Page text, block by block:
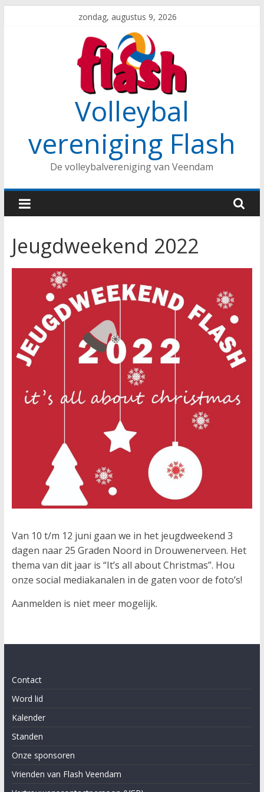
zondag, augustus 9, 2026
Volleybal
vereniging Flash
De volleybalvereniging van Veendam
Jeugdweekend 2022
Van 10 t/m 12 juni gaan we in het jeugdweekend 3
dagen naar 25 Graden Noord in Drouwenerveen. Het
thema van dit jaar is “It’s all about Christmas”. Hou
onze social mediakanalen in de gaten voor de foto’s!
Aanmelden is niet meer mogelijk.
Contact
Word lid
Kalender
Standen
Onze sponsoren
Vrienden van Flash Veendam